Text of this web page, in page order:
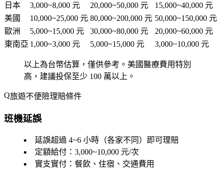
日本
3,000~8,000 元 20,000~50,000 元
15,000~40,000 元
美國
10,000~25,000 元 80,000~200,000 元 50,000~150,000 元
歐洲
5,000~15,000 元 30,000~80,000 元
20,000~60,000 元
東南亞 1,000~3,000 元 5,000~15,000 元 3,000~10,000 元
以上為台幣估算，僅供參考。美國醫療費用特別
高，建議投保至少 100 萬以上。
旅遊不便險理賠條件
班機延誤
延誤超過 4~6 小時 （各家不同）即可理賠
定額給付：3,000~10,000 元/次
實支實付：餐飲、住宿、交通費用